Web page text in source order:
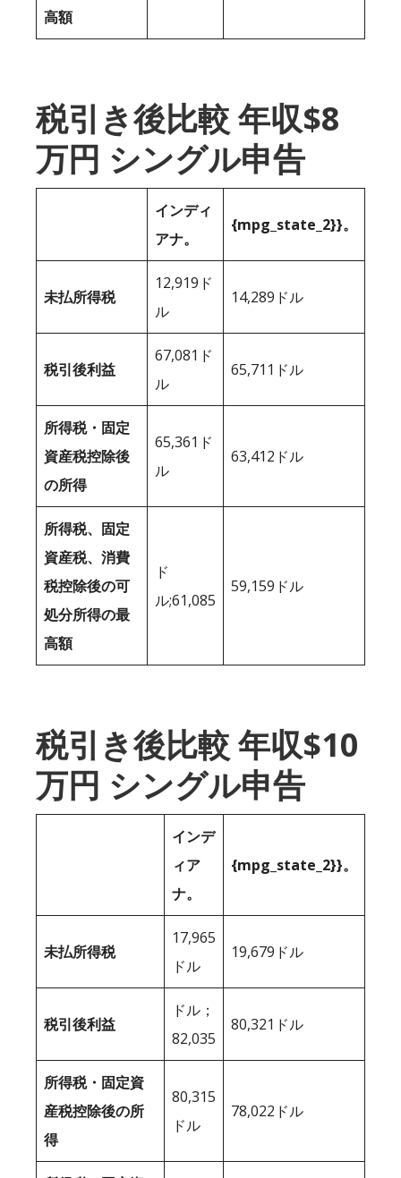
高額
税引き後比較 年収$8
万円 シングル申告
インディ
アナ。
{mpg_state_2}}。
未払所得税
12,919ド
ル
14,289ドル
税引後利益
67,081ド
ル
65,711ドル
所得税・固定
資産税控除後
の所得
65,361ド
ル
63,412ドル
所得税、固定
資産税、消費
税控除後の可
処分所得の最
高額
ド
ル;61,085
59,159ドル
税引き後比較 年収$10
万円 シングル申告
インデ
ィア
ナ。
{mpg_state_2}}。
未払所得税
17,965
ドル
19,679ドル
税引後利益
ドル；
82,035
80,321ドル
所得税・固定資
産税控除後の所
得
80,315
ドル
78,022ドル